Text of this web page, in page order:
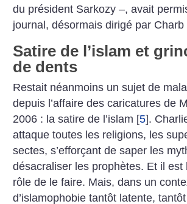
du président Sarkozy –, avait
journal, désormais dirigé par Charb
Satire de l’islam et
de dents
Restait néanmoins un sujet de
depuis l’affaire des caricatures de
2006 : la satire de l’islam [5].
attaque toutes les religions, les
sectes, s’efforçant de saper les
désacraliser les prophètes. Et il est
rôle de le faire. Mais, dans un
d’islamophobie tantôt latente,